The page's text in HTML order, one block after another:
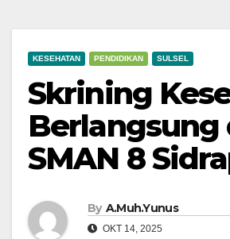
KESEHATAN PENDIDIKAN SULSEL
Skrining
Berlangsung
SMAN 8
By A.Muh.Yunus
OKT 14, 2025